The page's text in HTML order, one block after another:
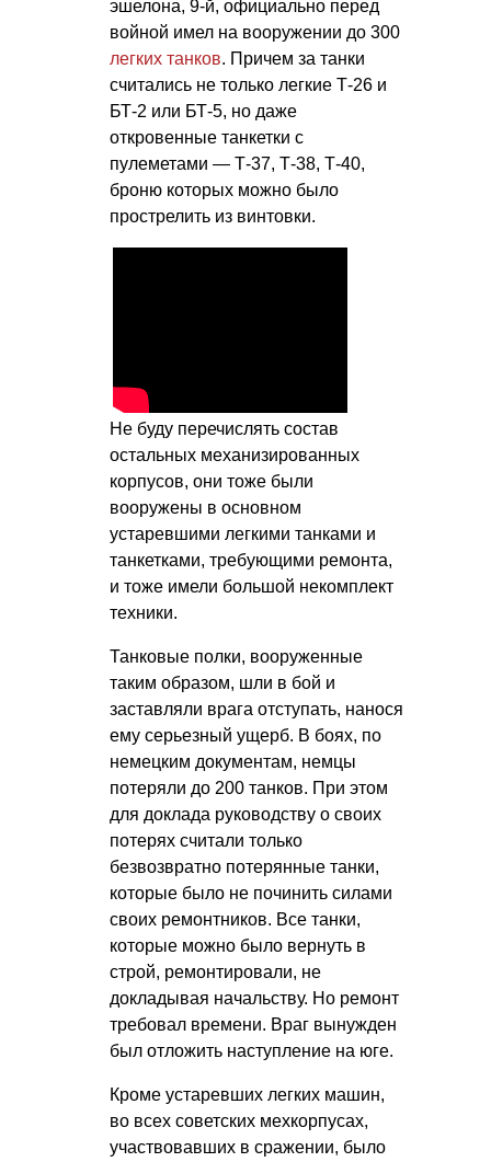
эшелона, 9-й, официально перед
войной имел на вооружении до 300
легких танков. Причем за танки
считались не только легкие Т-26 и
БТ-2 или БТ-5, но даже
откровенные танкетки с
пулеметами — Т-37, Т-38, Т-40,
броню которых можно было
прострелить из винтовки.
Не буду перечислять состав
остальных механизированных
корпусов, они тоже были
вооружены в основном
устаревшими легкими танками и
танкетками, требующими ремонта,
и тоже имели большой некомплект
техники.
Танковые полки, вооруженные
таким образом, шли в бой и
заставляли врага отступать, нанося
ему серьезный ущерб. В боях, по
немецким документам, немцы
потеряли до 200 танков. При этом
для доклада руководству о своих
потерях считали только
безвозвратно потерянные танки,
которые было не починить силами
своих ремонтников. Все танки,
которые можно было вернуть в
строй, ремонтировали, не
докладывая начальству. Но ремонт
требовал времени. Враг вынужден
был отложить наступление на юге.
Кроме устаревших легких машин,
во всех советских мехкорпусах,
участвовавших в сражении, было